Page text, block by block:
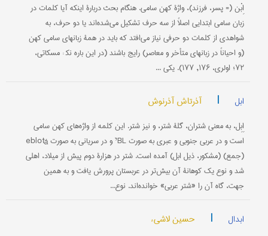
اِبْن (= پسر، فرزند)، واژۀ كهن سامی. هنگام بحث دربارۀ اینكه آیا كلمات در
زبان سامی‌ ابتدایی اصلاً از سه حرف تشكیل می‌شده‌اند یا دو حرف، به
شواهدی از كلمات دو حرفی نیاز می‌افتد كه باید در همۀ زبانهای سامی‌ كهن
(و احیاناً در زبانهای متأخر و معاصر) رایج باشند (در این باره نک‍ : مسكاتی،
۷۲؛ اولری، ۱۷۶, ۱۷۷). یكی ...
ابل | آذرتاش آذرنوش
اِبِل، به معنی شتران، گلۀ شتر، و نیز شتر. این كلمه از واژه‌های كهن سامی
‌است و در عربی جنوبی و عبری به صورت BLי و در سریانی به صورت eblotá
(جمع) (مشكور، ذیل ابل) آمده است. شتر در هزارۀ دوم پیش از میلاد، اهلی
شد و نوع یك كوهانۀ آن بیش‌تر در عربستان پرورش یافت و به همین
جهت، گاه آن را «شتر عربی» خوانده‌اند. نوع...
ابدال | حسین لاشیء